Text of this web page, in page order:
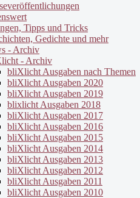
Tipps und Tricks
Gedichte und mehr
- Archiv
- Archiv
bliXlicht Ausgaben nach Themen
bliXlicht Ausgaben 2020
bliXlicht Ausgaben 2019
blixlicht Ausgaben 2018
bliXlicht Ausgaben 2017
bliXlicht Ausgaben 2016
bliXlicht Ausgaben 2015
bliXlicht Ausgaben 2014
bliXlicht Ausgaben 2013
bliXlicht Ausgaben 2012
bliXlicht Ausgaben 2011
bliXlicht Ausgaben 2010